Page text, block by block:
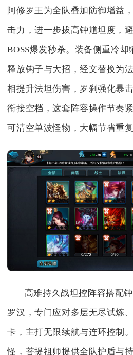
阿修罗王为全队叠加防御增益
击力，进一步拔高钟馗坦度，
BOSS爆发秒杀。装备侧重冷
释放钩子与大招，经文替换为
相提升法坦伤害，罗刹强化暴
衔接空档，这套阵容操作节奏
可清空单波怪物，大幅节省重
高难持久战坦控阵容搭配
罗汉，专门应对多层无尽试炼
卡，主打无限续航与连环控制
怪，菩提祖师提供全队护盾与